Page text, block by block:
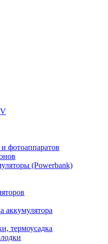
фотоаппаратов
(Powerbank)
аккумулятора
термоусадка